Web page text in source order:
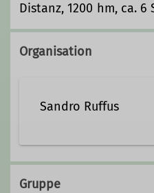
Distanz, 1200 hm, ca. 6
Organisation
Sandro Ruffus
01756445229
Gruppe